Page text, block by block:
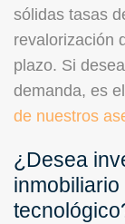
sólidas tasas
revalorización
plazo. Si
demanda, es
de nuestros
¿Desea